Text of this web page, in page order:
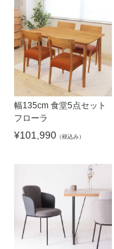
幅135cm 食堂5点セット
フローラ
¥101,990 （税込み）